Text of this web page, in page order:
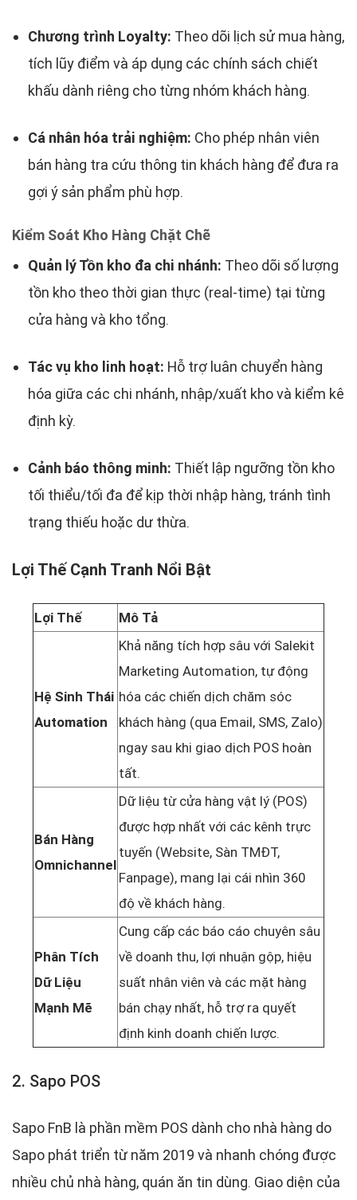
Chương trình Loyalty: Theo dõi lịch sử mua hàng,
tích lũy điểm và áp dụng các chính sách chiết
khấu dành riêng cho từng nhóm khách hàng.
Cá nhân hóa trải nghiệm: Cho phép nhân viên
bán hàng tra cứu thông tin khách hàng để đưa ra
gợi ý sản phẩm phù hợp.
Kiểm Soát Kho Hàng Chặt Chẽ
Quản lý Tồn kho đa chi nhánh: Theo dõi số lượng
tồn kho theo thời gian thực (real-time) tại từng
cửa hàng và kho tổng.
Tác vụ kho linh hoạt: Hỗ trợ luân chuyển hàng
hóa giữa các chi nhánh, nhập/xuất kho và kiểm kê
định kỳ.
Cảnh báo thông minh: Thiết lập ngưỡng tồn kho
tối thiểu/tối đa để kịp thời nhập hàng, tránh tình
trạng thiếu hoặc dư thừa.
Lợi Thế Cạnh Tranh Nổi Bật
Lợi Thế Mô Tả
Hệ Sinh Thái
Automation
Khả năng tích hợp sâu với Salekit
Marketing Automation, tự động
hóa các chiến dịch chăm sóc
khách hàng (qua Email, SMS, Zalo)
ngay sau khi giao dịch POS hoàn
tất.
Bán Hàng
Omnichannel
Dữ liệu từ cửa hàng vật lý (POS)
được hợp nhất với các kênh trực
tuyến (Website, Sàn TMĐT,
Fanpage), mang lại cái nhìn 360
độ về khách hàng.
Phân Tích
Dữ Liệu
Mạnh Mẽ
Cung cấp các báo cáo chuyên sâu
về doanh thu, lợi nhuận gộp, hiệu
suất nhân viên và các mặt hàng
bán chạy nhất, hỗ trợ ra quyết
định kinh doanh chiến lược.
2. Sapo POS
Sapo FnB là phần mềm POS dành cho nhà hàng do
Sapo phát triển từ năm 2019 và nhanh chóng được
nhiều chủ nhà hàng, quán ăn tin dùng. Giao diện của